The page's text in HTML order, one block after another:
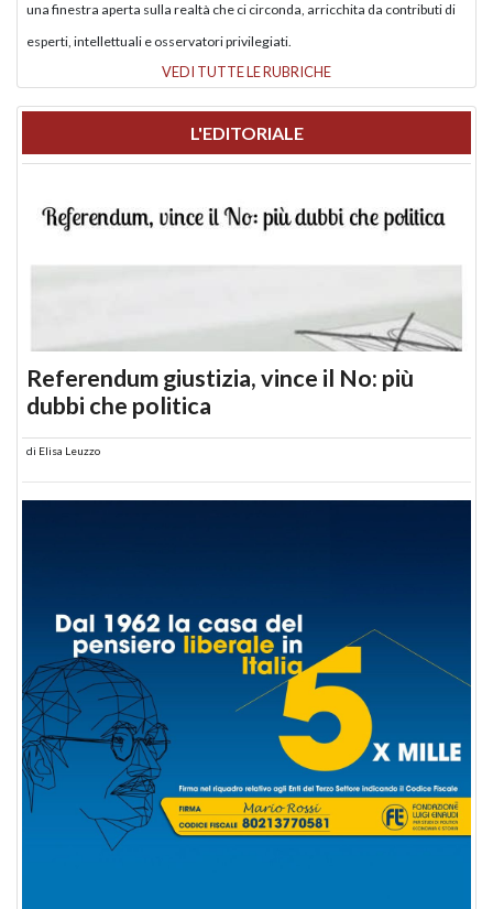
una finestra aperta sulla realtà che ci circonda, arricchita da contributi di
esperti, intellettuali e osservatori privilegiati.
VEDI TUTTE LE RUBRICHE
L'EDITORIALE
Referendum giustizia, vince il No: più
dubbi che politica
di Elisa Leuzzo